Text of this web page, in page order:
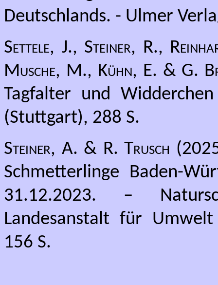
Deutschlands. - Ulmer
Settele, J., Steiner, R.,
Musche, M., Kühn, E. & G.
Tagfalter und
(Stuttgart), 288 S.
Steiner, A. & R. Trusch
Schmetterlinge Baden-
31.12.2023. –
Landesanstalt für
156 S.